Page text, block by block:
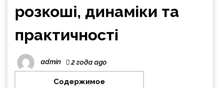
розкоші, динаміки та
практичності
admin 2 года ago
Содержимое